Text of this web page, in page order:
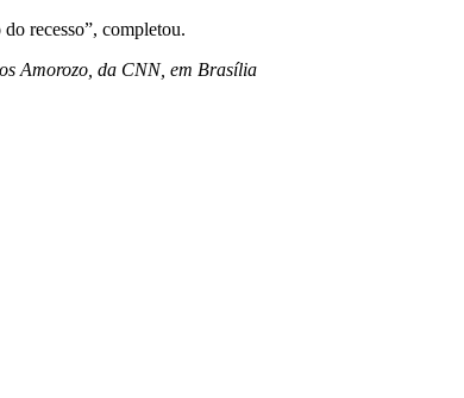
recesso”, completou.
Amorozo, da CNN, em Brasília